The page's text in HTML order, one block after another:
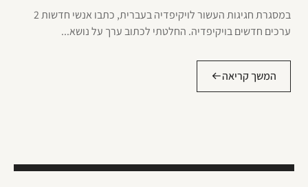
במסגרת חגיגות העשור לויקיפדיה בעברית, כתבו אנשי חדשות 2
ערכים חדשים בויקיפדיה. החלטתי לכתוב ערך על נושא...
המשך קריאה